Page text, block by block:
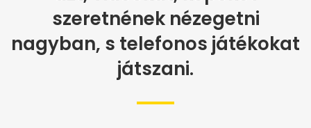
szeretnének nézegetni
nagyban, s telefonos játékokat
játszani.